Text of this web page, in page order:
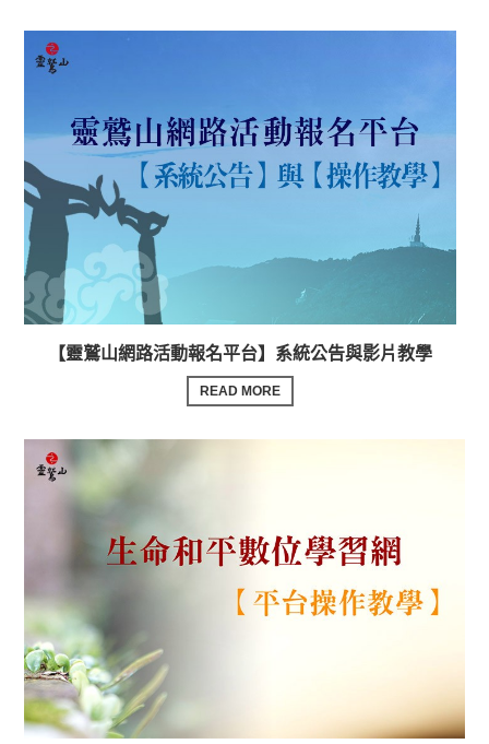
【靈鷲山網路活動報名平台】系統公告與影片教學
READ MORE